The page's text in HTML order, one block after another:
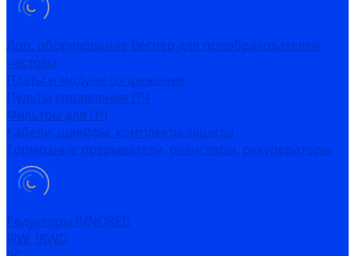
Доп. оборудование Веспер для преобразователей
частоты
Платы и модули сопряжения
Пульты управления ПЧ
Фильтры для ПЧ
Кабели, шлейфы, комплекты защиты
Тормозные прерыватели, резисторы, рекуператоры
Редукторы INNORED
IRW, IRWD